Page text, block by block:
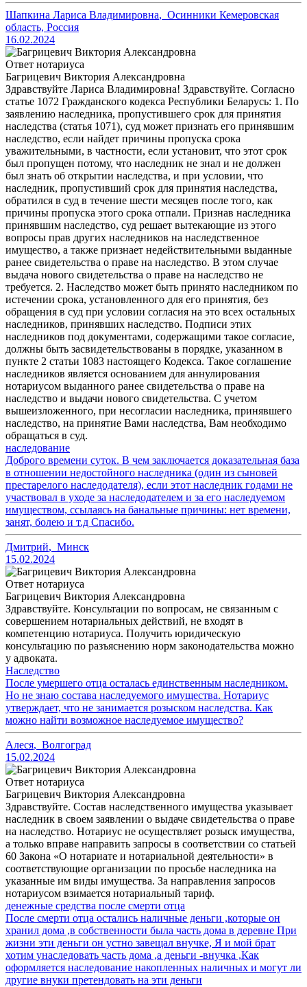
Шапкина Лариса Владимировна, Осинники Кемеровская
область, Россия
16.02.2024
Ответ нотариуса
Багрицевич Виктория Александровна
Здравствуйте Лариса Владимировна! Здравствуйте. Согласно
статье 1072 Гражданского кодекса Республики Беларусь: 1. По
заявлению наследника, пропустившего срок для принятия
наследства (статья 1071), суд может признать его принявшим
наследство, если найдет причины пропуска срока
уважительными, в частности, если установит, что этот срок
был пропущен потому, что наследник не знал и не должен
был знать об открытии наследства, и при условии, что
наследник, пропустивший срок для принятия наследства,
обратился в суд в течение шести месяцев после того, как
причины пропуска этого срока отпали. Признав наследника
принявшим наследство, суд решает вытекающие из этого
вопросы прав других наследников на наследственное
имущество, а также признает недействительными выданные
ранее свидетельства о праве на наследство. В этом случае
выдача нового свидетельства о праве на наследство не
требуется. 2. Наследство может быть принято наследником по
истечении срока, установленного для его принятия, без
обращения в суд при условии согласия на это всех остальных
наследников, принявших наследство. Подписи этих
наследников под документами, содержащими такое согласие,
должны быть засвидетельствованы в порядке, указанном в
пункте 2 статьи 1083 настоящего Кодекса. Такое соглашение
наследников является основанием для аннулирования
нотариусом выданного ранее свидетельства о праве на
наследство и выдачи нового свидетельства. С учетом
вышеизложенного, при несогласии наследника, принявшего
наследство, на принятие Вами наследства, Вам необходимо
обращаться в суд.
наследование
Доброго времени суток. В чем заключается доказательная база
в отношении недостойного наследника (один из сыновей
престарелого наследодателя), если этот наследник годами не
участвовал в уходе за наследодателем и за его наследуемом
имуществом, ссылаясь на банальные причины: нет времени,
занят, болею и т.д Cпасибо.
Дмитрий, Минск
15.02.2024
Ответ нотариуса
Багрицевич Виктория Александровна
Здравствуйте. Консультации по вопросам, не связанным с
совершением нотариальных действий, не входят в
компетенцию нотариуса. Получить юридическую
консультацию по разъяснению норм законодательства можно
у адвоката.
Наследство
После умершего отца осталась единственным наследником.
Но не знаю состава наследуемого имущества. Нотариус
утверждает, что не занимается розыском наследства. Как
можно найти возможное наследуемое имущество?
Алеся, Волгоград
15.02.2024
Ответ нотариуса
Багрицевич Виктория Александровна
Здравствуйте. Состав наследственного имущества указывает
наследник в своем заявлении о выдаче свидетельства о праве
на наследство. Нотариус не осуществляет розыск имущества,
а только вправе направить запросы в соответствии со статьей
60 Закона «О нотариате и нотариальной деятельности» в
соответствующие организации по просьбе наследника на
указанные им виды имущества. За направления запросов
нотариусом взимается нотариальный тариф.
денежные средства после смерти отца
После смерти отца остались наличные деньги ,которые он
хранил дома ,в собственности была часть дома в деревне При
жизни эти деньги он устно завещал внучке, Я и мой брат
хотим унаследовать часть дома ,а деньги -внучка ,Как
оформляется наследование накопленных наличных и могут ли
другие внуки претендовать на эти деньги